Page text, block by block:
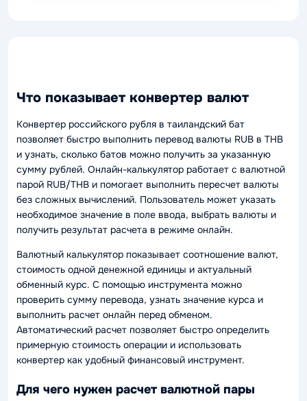
Что показывает конвертер валют
Конвертер российского рубля в таиландский бат
позволяет быстро выполнить перевод валюты RUB в THB
и узнать, сколько батов можно получить за указанную
сумму рублей. Онлайн-калькулятор работает с валютной
парой RUB/THB и помогает выполнить пересчет валюты
без сложных вычислений. Пользователь может указать
необходимое значение в поле ввода, выбрать валюты и
получить результат расчета в режиме онлайн.
Валютный калькулятор показывает соотношение валют,
стоимость одной денежной единицы и актуальный
обменный курс. С помощью инструмента можно
проверить сумму перевода, узнать значение курса и
выполнить расчет онлайн перед обменом.
Автоматический расчет позволяет быстро определить
примерную стоимость операции и использовать
конвертер как удобный финансовый инструмент.
Для чего нужен расчет валютной пары